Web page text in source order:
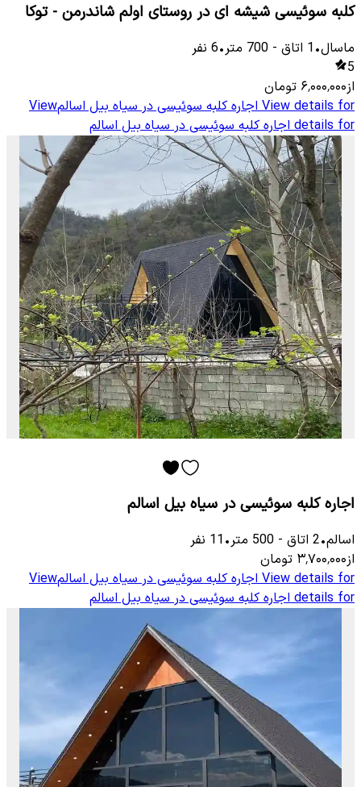
کلبه سوئیسی شیشه ای در روستای اولم شاندرمن - توکا
ماسال•
1 اتاق -
700 متر•
6 نفر
5
از۶٬۰۰۰٬۰۰۰ تومان
View details for اجاره کلبه سوئیسی در سیاه بیل اسالمView
details for اجاره کلبه سوئیسی در سیاه بیل اسالم
اجاره کلبه سوئیسی در سیاه بیل اسالم
اسالم•
2 اتاق -
500 متر•
11 نفر
از۳٬۷۰۰٬۰۰۰ تومان
View details for اجاره کلبه سوئیسی در سیاه بیل اسالمView
details for اجاره کلبه سوئیسی در سیاه بیل اسالم